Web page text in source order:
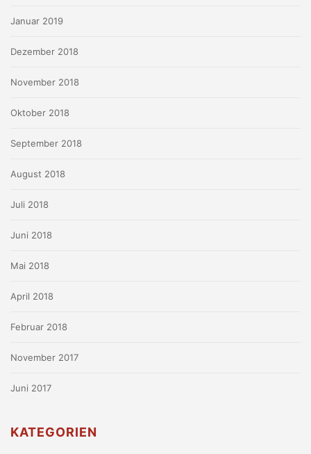
Januar 2019
Dezember 2018
November 2018
Oktober 2018
September 2018
August 2018
Juli 2018
Juni 2018
Mai 2018
April 2018
Februar 2018
November 2017
Juni 2017
KATEGORIEN